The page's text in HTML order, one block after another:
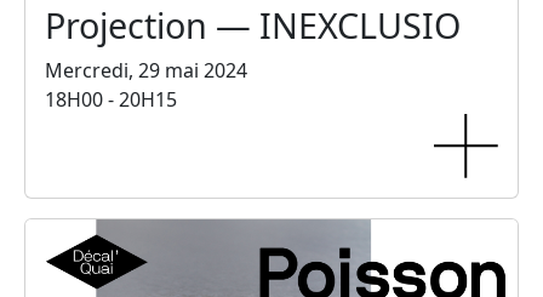
Projection — INEXCLUSIO
Mercredi, 29 mai 2024
18H00 - 20H15